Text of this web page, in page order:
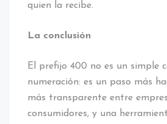
quien la recibe.
La conclusión
El prefijo 400 no es un simple
numeración: es un paso más
más transparente entre
consumidores, y una